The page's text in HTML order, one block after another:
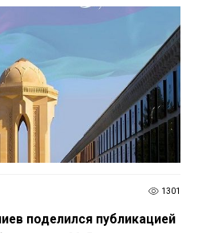
1301
поделился публикацией